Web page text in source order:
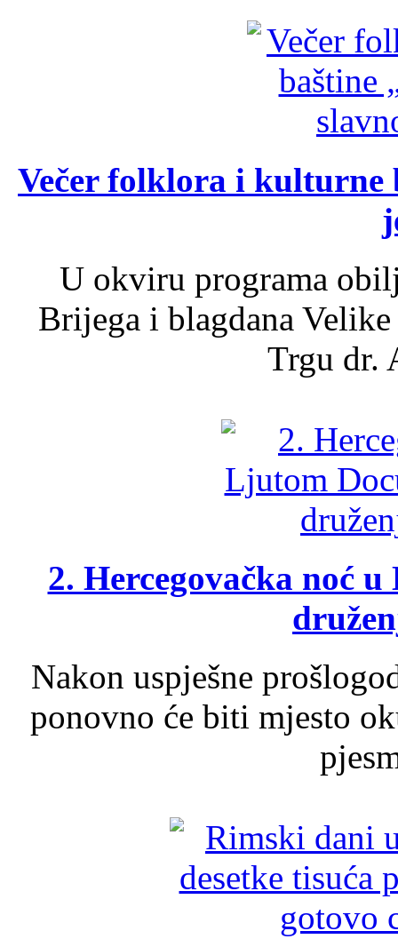
Večer folklora i kulturne
U okviru programa
Brijega i blagdana
Trgu dr.
2. Hercegovačka noć
Nakon uspješne
ponovno će biti mjesto